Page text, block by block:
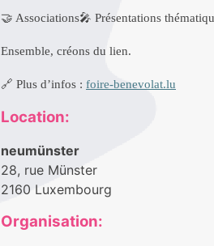
🤝 Associations🎤 Présentations
Ensemble, créons du lien.
🔗 Plus d’infos : foire-benevolat.lu
Location:
neumünster
28, rue Münster
2160 Luxembourg
Organisation: